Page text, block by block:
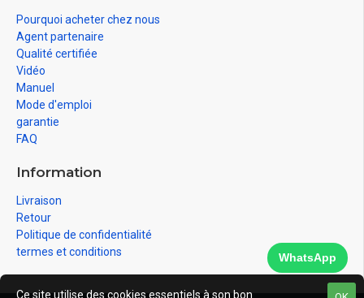
Pourquoi acheter chez nous
Agent partenaire
Qualité certifiée
Vidéo
Manuel
Mode d'emploi
garantie
FAQ
Information
Livraison
Retour
Politique de confidentialité
termes et conditions
Ce site utilise des cookies essentiels à son bon
WhatsApp